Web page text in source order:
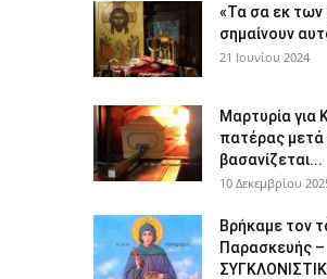
«Τα σα εκ των
σημαίνουν
21 Ιουνίου 2024
Μαρτυρία για
πατέρας μετά
βασανίζεται...
10 Δεκεμβρίου
Βρήκαμε τον
Παρασκευής –